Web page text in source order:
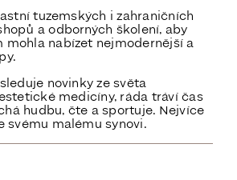
tuzemských i zahraničních
a odborných školení, aby
mohla nabízet nejmodernější a
novinky ze světa
medicíny, ráda tráví čas
hudbu, čte a sportuje. Nejvíce
svému malému synovi.